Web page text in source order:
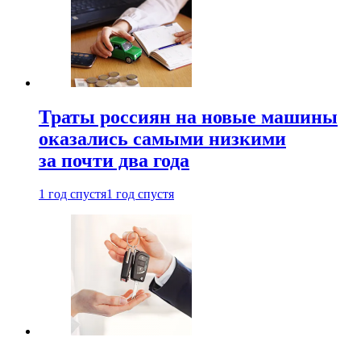
Траты россиян на новые машины
оказались самыми низкими
за почти два года
1 год спустя1 год спустя